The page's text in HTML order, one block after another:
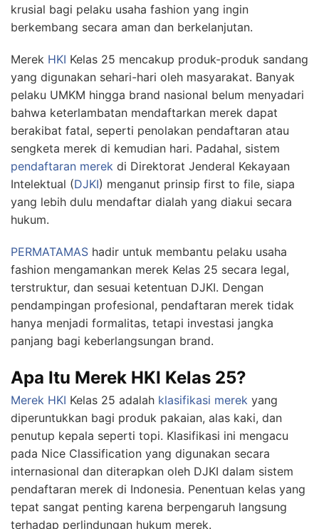
krusial bagi pelaku usaha fashion yang ingin
berkembang secara aman dan berkelanjutan.
Merek HKI Kelas 25 mencakup produk-produk sandang
yang digunakan sehari-hari oleh masyarakat. Banyak
pelaku UMKM hingga brand nasional belum menyadari
bahwa keterlambatan mendaftarkan merek dapat
berakibat fatal, seperti penolakan pendaftaran atau
sengketa merek di kemudian hari. Padahal, sistem
pendaftaran merek di Direktorat Jenderal Kekayaan
Intelektual (DJKI) menganut prinsip first to file, siapa
yang lebih dulu mendaftar dialah yang diakui secara
hukum.
PERMATAMAS hadir untuk membantu pelaku usaha
fashion mengamankan merek Kelas 25 secara legal,
terstruktur, dan sesuai ketentuan DJKI. Dengan
pendampingan profesional, pendaftaran merek tidak
hanya menjadi formalitas, tetapi investasi jangka
panjang bagi keberlangsungan brand.
Apa Itu Merek HKI Kelas 25?
Merek HKI Kelas 25 adalah klasifikasi merek yang
diperuntukkan bagi produk pakaian, alas kaki, dan
penutup kepala seperti topi. Klasifikasi ini mengacu
pada Nice Classification yang digunakan secara
internasional dan diterapkan oleh DJKI dalam sistem
pendaftaran merek di Indonesia. Penentuan kelas yang
tepat sangat penting karena berpengaruh langsung
terhadap perlindungan hukum merek.